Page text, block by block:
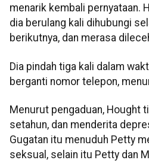
menarik kembali pernyataan.
dia berulang kali dihubungi
berikutnya, dan merasa
Dia pindah tiga kali dalam
berganti nomor telepon,
Menurut pengaduan, Hought
setahun, dan menderita
Gugatan itu menuduh Petty
seksual, selain itu Petty dan